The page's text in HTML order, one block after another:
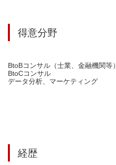
得意分野
BtoBコンサル（士業、金融機関等）
BtoCコンサル
データ分析、マーケティング
経歴